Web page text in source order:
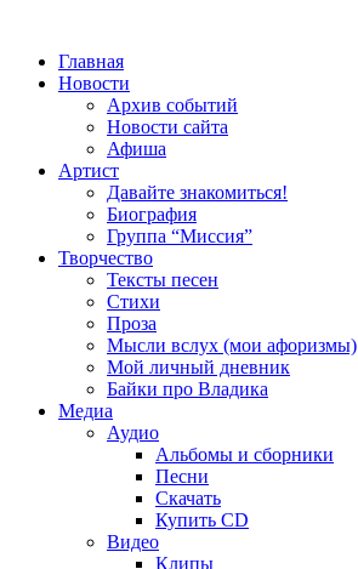
Главная
Новости
Архив событий
Новости сайта
Афиша
Артист
Давайте знакомиться!
Биография
Группа “Миссия”
Творчество
Тексты песен
Стихи
Проза
Мысли вслух (мои афоризмы)
Мой личный дневник
Байки про Владика
Медиа
Аудио
Альбомы и сборники
Песни
Скачать
Купить CD
Видео
Клипы